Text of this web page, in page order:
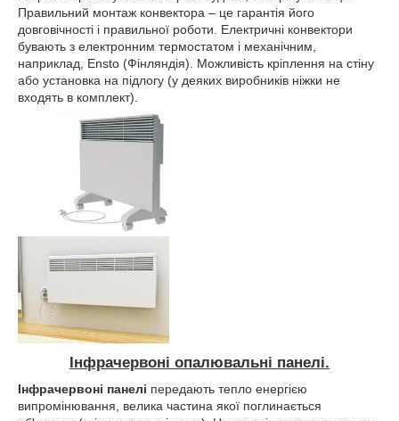
Правильний монтаж конвектора – це гарантія його
довговічності і правильної роботи. Електричні конвектори
бувають з електронним термостатом і механічним,
наприклад, Ensto (Фінляндія). Можливість кріплення на стіну
або установка на підлогу (у деяких виробників ніжки не
входять в комплект).
Інфрачервоні опалювальні панелі.
Інфрачервоні панелі передають тепло енергією
випромінювання, велика частина якої поглинається